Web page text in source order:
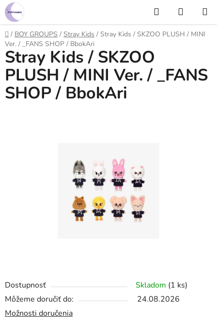
Prejsť
na
obsah
Hľadať
KOŠÍK
Domov
/ BOY GROUPS / Stray Kids / Stray Kids / SKZOO PLUSH / MINI
Ver. / _FANS SHOP / BbokAri
Dostupnosť Skladom (1 ks)
Môžeme doručiť do:
24.08.2026
Možnosti doručenia
Stray Kids / SKZOO
PLUSH / MINI Ver. / _FANS
SHOP / BbokAri